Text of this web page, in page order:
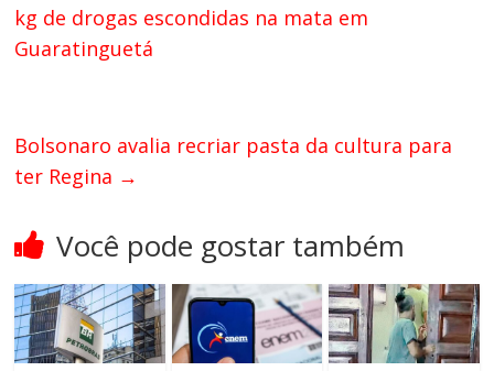
kg de drogas escondidas na mata em
Guaratinguetá
Bolsonaro avalia recriar pasta da cultura para
ter Regina →
Você pode gostar também